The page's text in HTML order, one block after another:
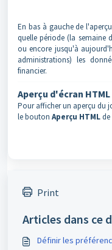
En bas à gauche de
quelle période (la semaine
ou encore jusqu'à
administrations) les
financier.
Aperçu d'écran HTML
Pour afficher un aperçu du
le bouton Aperçu HTMLde
Print
Articles dans ce
Définir les